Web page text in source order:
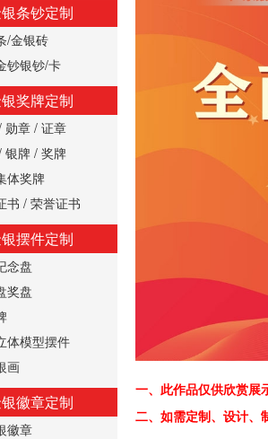
条钞定制
/金银砖
钞银钞/卡
奖牌定制
勋章 / 证章
银牌 / 奖牌
体奖牌
书 / 荣誉证书
摆件定制
念盘
奖盘
体模型摆件
画
徽章定制
徽章
一、 此作品仅供欣赏展
二、 如需定制、设计、